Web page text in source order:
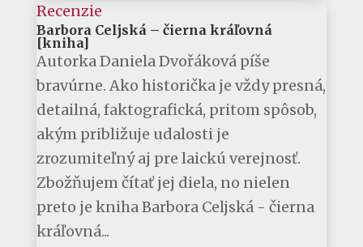
Recenzie
Barbora Celjská – čierna kráľovná
[kniha]
Autorka Daniela Dvořáková píše
bravúrne. Ako historička je vždy presná,
detailná, faktografická, pritom spôsob,
akým približuje udalosti je
zrozumiteľný aj pre laickú verejnosť.
Zbožňujem čítať jej diela, no nielen
preto je kniha Barbora Celjská - čierna
kráľovná...